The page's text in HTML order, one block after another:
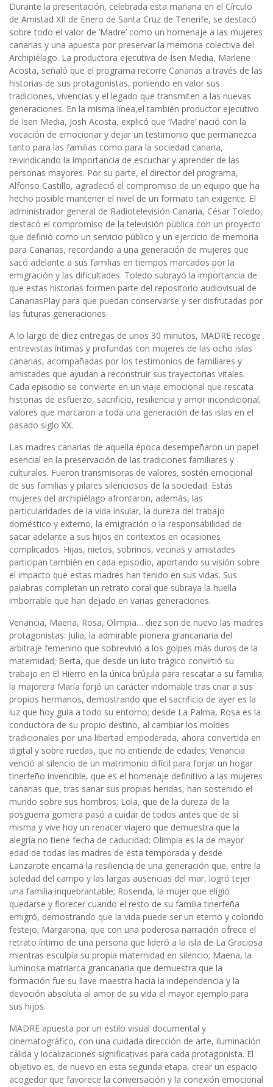
Durante la presentación, celebrada esta mañana en el Círculo
de Amistad XII de Enero de Santa Cruz de Tenerife, se destacó
sobre todo el valor de ‘Madre’ como un homenaje a las mujeres
canarias y una apuesta por preservar la memoria colectiva del
Archipiélago. La productora ejecutiva de Isen Media, Marlene
Acosta, señaló que el programa recorre Canarias a través de las
historias de sus protagonistas, poniendo en valor sus
tradiciones, vivencias y el legado que transmiten a las nuevas
generaciones. En la misma línea,el también productor ejecutivo
de Isen Media, Josh Acosta, explicó que ‘Madre’ nació con la
vocación de emocionar y dejar un testimonio que permanezca
tanto para las familias como para la sociedad canaria,
reivindicando la importancia de escuchar y aprender de las
personas mayores. Por su parte, el director del programa,
Alfonso Castillo, agradeció el compromiso de un equipo que ha
hecho posible mantener el nivel de un formato tan exigente. El
administrador general de Radiotelevisión Canaria, César Toledo,
destacó el compromiso de la televisión pública con un proyecto
que definió como un servicio público y un ejercicio de memoria
para Canarias, recordando a una generación de mujeres que
sacó adelante a sus familias en tiempos marcados por la
emigración y las dificultades. Toledo subrayó la importancia de
que estas historias formen parte del repositorio audiovisual de
CanariasPlay para que puedan conservarse y ser disfrutadas por
las futuras generaciones.
A lo largo de diez entregas de unos 30 minutos, MADRE recoge
entrevistas íntimas y profundas con mujeres de las ocho islas
canarias, acompañadas por los testimonios de familiares y
amistades que ayudan a reconstruir sus trayectorias vitales.
Cada episodio se convierte en un viaje emocional que rescata
historias de esfuerzo, sacrificio, resiliencia y amor incondicional,
valores que marcaron a toda una generación de las islas en el
pasado siglo XX.
Las madres canarias de aquella época desempeñaron un papel
esencial en la preservación de las tradiciones familiares y
culturales. Fueron transmisoras de valores, sostén emocional
de sus familias y pilares silenciosos de la sociedad. Estas
mujeres del archipiélago afrontaron, además, las
particularidades de la vida insular, la dureza del trabajo
doméstico y externo, la emigración o la responsabilidad de
sacar adelante a sus hijos en contextos en ocasiones
complicados. Hijas, nietos, sobrinos, vecinas y amistades
participan también en cada episodio, aportando su visión sobre
el impacto que estas madres han tenido en sus vidas. Sus
palabras completan un retrato coral que subraya la huella
imborrable que han dejado en varias generaciones.
Venancia, Maena, Rosa, Olimpia… diez son de nuevo las madres
protagonistas: Julia, la admirable pionera grancanaria del
arbitraje femenino que sobrevivió a los golpes más duros de la
maternidad; Berta, que desde un luto trágico convirtió su
trabajo en El Hierro en la única brújula para rescatar a su familia;
la majorera María forjó un carácter indomable tras criar a sus
propios hermanos, demostrando que el sacrificio de ayer es la
luz que hoy guía a todo su entorno; desde La Palma, Rosa es la
conductora de su propio destino, al cambiar los moldes
tradicionales por una libertad empoderada, ahora convertida en
digital y sobre ruedas, que no entiende de edades; Venancia
venció al silencio de un matrimonio difícil para forjar un hogar
tinerfeño invencible, que es el homenaje definitivo a las mujeres
canarias que, tras sanar sus propias heridas, han sostenido el
mundo sobre sus hombros; Lola, que de la dureza de la
posguerra gomera pasó a cuidar de todos antes que de sí
misma y vive hoy un renacer viajero que demuestra que la
alegría no tiene fecha de caducidad; Olimpia es la de mayor
edad de todas las madres de esta temporada y desde
Lanzarote encarna la resiliencia de una generación que, entre la
soledad del campo y las largas ausencias del mar, logró tejer
una familia inquebrantable; Rosenda, la mujer que eligió
quedarse y florecer cuando el resto de su familia tinerfeña
emigró, demostrando que la vida puede ser un eterno y colorido
festejo; Margarona, que con una poderosa narración ofrece el
retrato íntimo de una persona que lideró a la isla de La Graciosa
mientras esculpía su propia maternidad en silencio; Maena, la
luminosa matriarca grancanaria que demuestra que la
formación fue su llave maestra hacia la independencia y la
devoción absoluta al amor de su vida el mayor ejemplo para
sus hijos.
MADRE apuesta por un estilo visual documental y
cinematográfico, con una cuidada dirección de arte, iluminación
cálida y localizaciones significativas para cada protagonista. El
objetivo es, de nuevo en esta segunda etapa, crear un espacio
acogedor que favorece la conversación y la conexión emocional